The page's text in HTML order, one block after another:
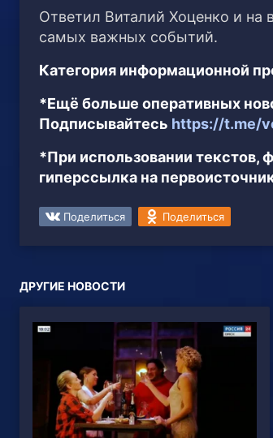
Ответил Виталий Хоценко и на
самых важных событий.
Категория информационной
*Ещё больше оперативных
Подписывайтесь https://t.me/
*При использовании текстов,
гиперссылка на
Поделиться Поделиться
ДРУГИЕ НОВОСТИ